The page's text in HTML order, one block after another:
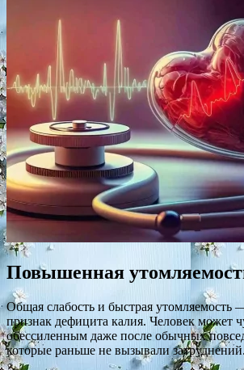
Повышенная
Общая слабость и быстрая
признак дефицита калия. Человек может
обессиленным даже после обычных
которые раньше не вызывали затруднений.